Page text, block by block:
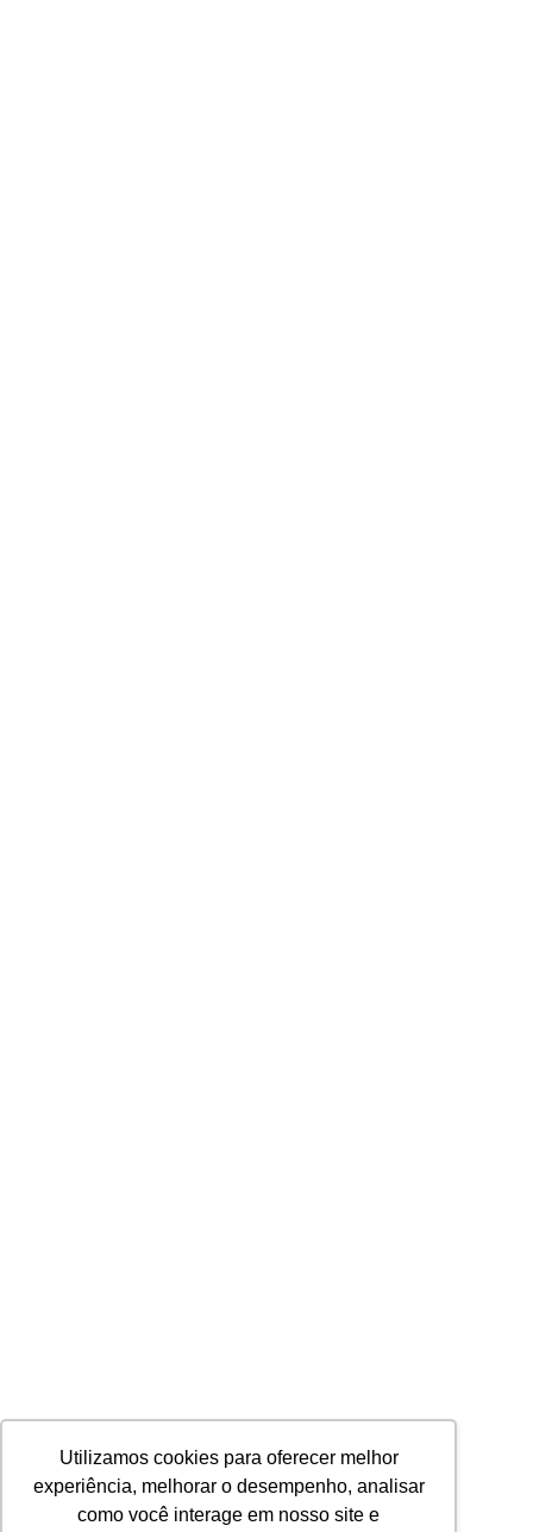
Utilizamos cookies para oferecer melhor
experiência, melhorar o desempenho, analisar
como você interage em nosso site e